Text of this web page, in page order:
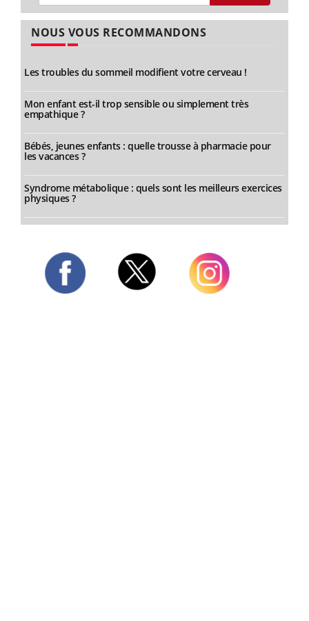
NOUS VOUS RECOMMANDONS
Les troubles du sommeil modifient votre cerveau !
Mon enfant est-il trop sensible ou simplement très
empathique ?
Bébés, jeunes enfants : quelle trousse à pharmacie pour
les vacances ?
Syndrome métabolique : quels sont les meilleurs exercices
physiques ?